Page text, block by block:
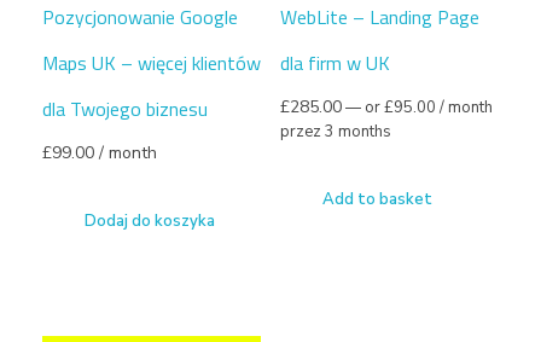
Pozycjonowanie Google
Maps UK – więcej klientów
dla Twojego biznesu
£99.00 / month
Dodaj do koszyka
WebLite – Landing Page
dla firm w UK
£285.00—or£95.00 / month
przez 3 months
Add to basket